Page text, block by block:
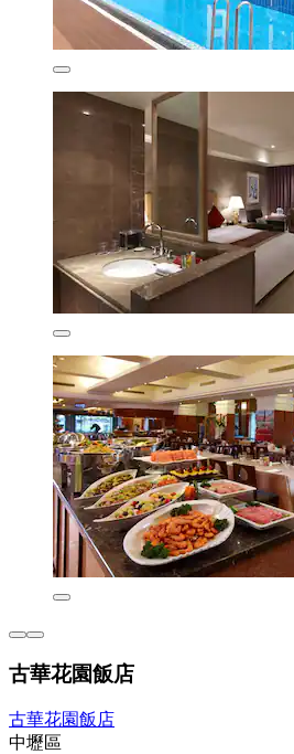
古華花園飯店
古華花園飯店
中壢區